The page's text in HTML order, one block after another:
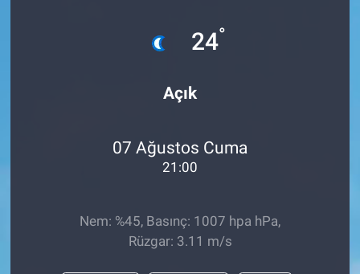
24°
Açık
07 Ağustos Cuma
21:00
Nem: %45, Basınç: 1007 hpa hPa,
Rüzgar: 3.11 m/s